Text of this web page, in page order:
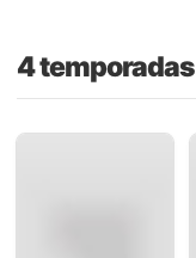
4 temporadas